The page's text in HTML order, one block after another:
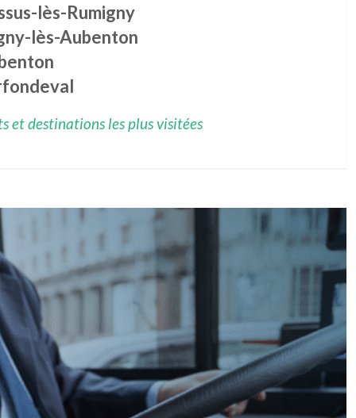
lès-Rumigny
lès-Aubenton
et destinations les plus visitées